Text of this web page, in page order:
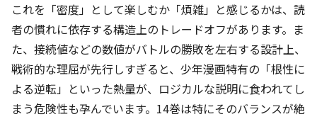
これを「密度」として楽しむか「煩雑」と感じるかは、読
者の慣れに依存する構造上のトレードオフがあります。ま
た、接続値などの数値がバトルの勝敗を左右する設計上、
戦術的な理屈が先行しすぎると、少年漫画特有の「根性に
よる逆転」といった熱量が、ロジカルな説明に食われてし
まう危険性も孕んでいます。14巻は特にそのバランスが絶